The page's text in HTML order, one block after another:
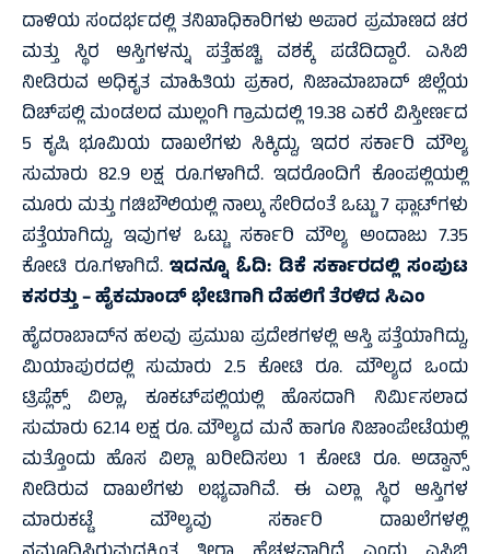
ದಾಳಿಯ ಸಂದರ್ಭದಲ್ಲಿ ತನಿಖಾಧಿಕಾರಿಗಳು ಅಪಾರ ಪ್ರಮಾಣದ ಚರ
ಮತ್ತು ಸ್ಥಿರ ಆಸ್ತಿಗಳನ್ನು ಪತ್ತೆಹಚ್ಚಿ ವಶಕ್ಕೆ ಪಡೆದಿದ್ದಾರೆ. ಎಸಿಬಿ
ನೀಡಿರುವ ಅಧಿಕೃತ ಮಾಹಿತಿಯ ಪ್ರಕಾರ, ನಿಜಾಮಾಬಾದ್ ಜಿಲ್ಲೆಯ
ದಿಚ್‌ಪಲ್ಲಿ ಮಂಡಲದ ಮುಲ್ಲಂಗಿ ಗ್ರಾಮದಲ್ಲಿ 19.38 ಎಕರೆ ವಿಸ್ತೀರ್ಣದ
5 ಕೃಷಿ ಭೂಮಿಯ ದಾಖಲೆಗಳು ಸಿಕ್ಕಿದ್ದು, ಇದರ ಸರ್ಕಾರಿ ಮೌಲ್ಯ
ಸುಮಾರು 82.9 ಲಕ್ಷ ರೂ.ಗಳಾಗಿದೆ. ಇದರೊಂದಿಗೆ ಕೊಂಪಲ್ಲಿಯಲ್ಲಿ
ಮೂರು ಮತ್ತು ಗಚಿಬೌಲಿಯಲ್ಲಿ ನಾಲ್ಕು ಸೇರಿದಂತೆ ಒಟ್ಟು 7 ಫ್ಲಾಟ್‌ಗಳು
ಪತ್ತೆಯಾಗಿದ್ದು, ಇವುಗಳ ಒಟ್ಟು ಸರ್ಕಾರಿ ಮೌಲ್ಯ ಅಂದಾಜು 7.35
ಕೋಟಿ ರೂ.ಗಳಾಗಿದೆ.ಇದನ್ನೂ ಓದಿ: ಡಿಕೆ ಸರ್ಕಾರದಲ್ಲಿ ಸಂಪುಟ
ಕಸರತ್ತು – ಹೈಕಮಾಂಡ್ ಭೇಟಿಗಾಗಿ ದೆಹಲಿಗೆ ತೆರಳಿದ ಸಿಎಂ
ಹೈದರಾಬಾದ್‌ನ ಹಲವು ಪ್ರಮುಖ ಪ್ರದೇಶಗಳಲ್ಲಿ ಆಸ್ತಿ ಪತ್ತೆಯಾಗಿದ್ದು,
ಮಿಯಾಪುರದಲ್ಲಿ ಸುಮಾರು 2.5 ಕೋಟಿ ರೂ. ಮೌಲ್ಯದ ಒಂದು
ಟ್ರಿಪ್ಲೆಕ್ಸ್ ವಿಲ್ಲಾ, ಕೂಕಟ್‌ಪಲ್ಲಿಯಲ್ಲಿ ಹೊಸದಾಗಿ ನಿರ್ಮಿಸಲಾದ
ಸುಮಾರು 62.14 ಲಕ್ಷ ರೂ. ಮೌಲ್ಯದ ಮನೆ ಹಾಗೂ ನಿಜಾಂಪೇಟೆಯಲ್ಲಿ
ಮತ್ತೊಂದು ಹೊಸ ವಿಲ್ಲಾ ಖರೀದಿಸಲು 1 ಕೋಟಿ ರೂ. ಅಡ್ವಾನ್ಸ್
ನೀಡಿರುವ ದಾಖಲೆಗಳು ಲಭ್ಯವಾಗಿವೆ. ಈ ಎಲ್ಲಾ ಸ್ಥಿರ ಆಸ್ತಿಗಳ
ಮಾರುಕಟ್ಟೆ ಮೌಲ್ಯವು ಸರ್ಕಾರಿ ದಾಖಲೆಗಳಲ್ಲಿ